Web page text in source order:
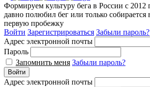
Формируем культуру бега в России с 2012
давно полюбил бег или только
первую пробежку
Войти Зарегистрироваться Забыли пароль?
Адрес электронной почты
Пароль
Запомнить меня Забыли пароль?
Войти
Адрес электронной почты